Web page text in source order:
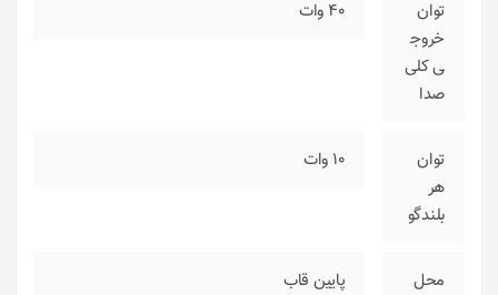
توان
خروج
ی کلی
صدا
40 وات
توان
هر
بلندگو
10 وات
محل
پایین قاب